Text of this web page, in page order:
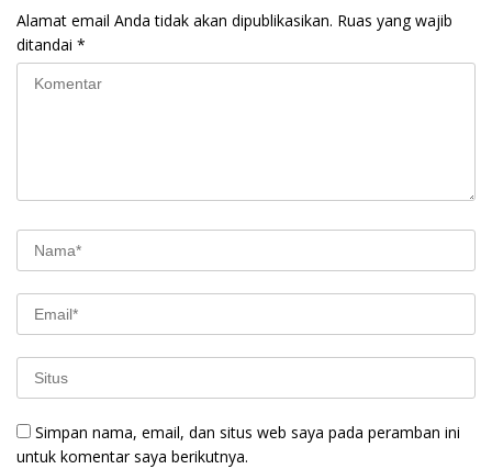
Alamat email Anda tidak akan dipublikasikan. Ruas yang wajib
ditandai *
Simpan nama, email, dan situs web saya pada peramban ini
untuk komentar saya berikutnya.